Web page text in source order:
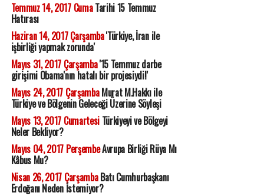
Temmuz 14, 2017 CumaTarihi 15 Temmuz
Hatırası
Haziran 14, 2017 Çarşamba'Türkiye, İran ile
işbirliği yapmak zorunda'
Mayıs 31, 2017 Çarşamba'15 Temmuz darbe
girişimi Obama'nın hatalı bir projesiydi!'
Mayıs 24, 2017 ÇarşambaMurat M.Hakkı ile
Türkiye ve Bölgenin Geleceği Üzerine Söyleşi
Mayıs 13, 2017 CumartesiTürkiyeyi ve Bölgeyi
Neler Bekliyor?
Mayıs 04, 2017 PerşembeAvrupa Birliği Rüya Mı
Kâbus Mu?
Nisan 26, 2017 ÇarşambaBatı Cumhurbaşkanı
Erdoğanı Neden İstemiyor?